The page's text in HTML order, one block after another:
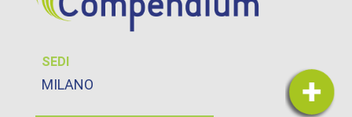
SEDI
MILANO